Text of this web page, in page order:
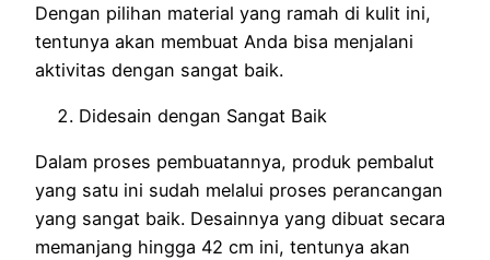
Dengan pilihan material yang ramah di kulit ini,
tentunya akan membuat Anda bisa menjalani
aktivitas dengan sangat baik.
Didesain dengan Sangat Baik
Dalam proses pembuatannya, produk pembalut
yang satu ini sudah melalui proses perancangan
yang sangat baik. Desainnya yang dibuat secara
memanjang hingga 42 cm ini, tentunya akan